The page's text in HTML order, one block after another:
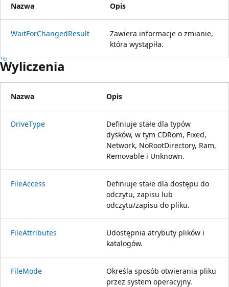
Nazwa Opis
WaitForChangedResult
Zawiera informacje o zmianie,
która wystąpiła.
Wyliczenia
Nazwa Opis
DriveType
Definiuje stałe dla typów
dysków, w tym CDRom, Fixed,
Network, NoRootDirectory, Ram,
Removable i Unknown.
FileAccess
Definiuje stałe dla dostępu do
odczytu, zapisu lub
odczytu/zapisu do pliku.
FileAttributes
Udostępnia atrybuty plików i
katalogów.
FileMode
Określa sposób otwierania pliku
przez system operacyjny.